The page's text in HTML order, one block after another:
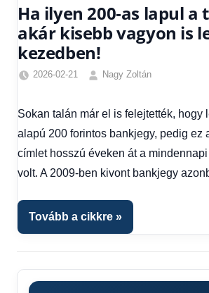
Ha ilyen 200‑as lapul a
akár kisebb vagyon is
kezedben!
2026-02-21
Nagy Zoltán
Gazdaság
Hírek,
Hírek
Sokan talán már el is felejtették, hogy
alapú 200 forintos bankjegy, pedig ez
címlet hosszú éveken át a
volt. A 2009-ben kivont bankjegy
Tovább a cikkre